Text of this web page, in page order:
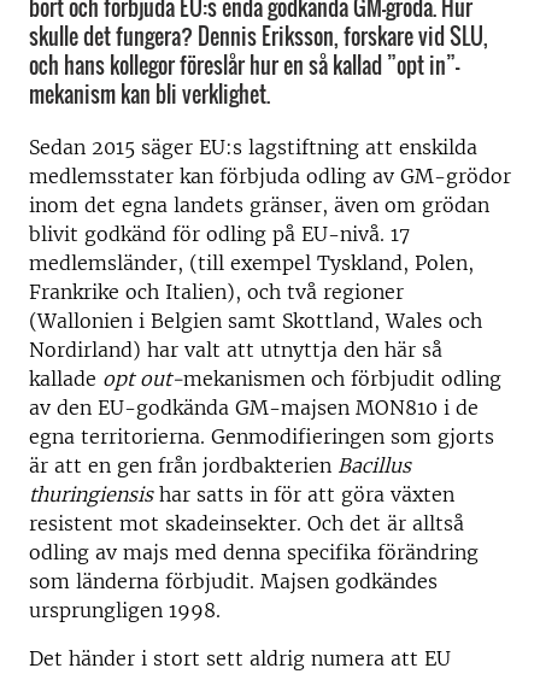
bort och förbjuda EU:s enda godkända GM-gröda. Hur
skulle det fungera? Dennis Eriksson, forskare vid SLU,
och hans kollegor föreslår hur en så kallad ”opt in”-
mekanism kan bli verklighet.
Sedan 2015 säger EU:s lagstiftning att enskilda
medlemsstater kan förbjuda odling av GM-grödor
inom det egna landets gränser, även om grödan
blivit godkänd för odling på EU-nivå. 17
medlemsländer, (till exempel Tyskland, Polen,
Frankrike och Italien), och två regioner
(Wallonien i Belgien samt Skottland, Wales och
Nordirland) har valt att utnyttja den här så
kallade opt out-mekanismen och förbjudit odling
av den EU-godkända GM-majsen MON810 i de
egna territorierna. Genmodifieringen som gjorts
är att en gen från jordbakterien Bacillus
thuringiensishar satts in för att göra växten
resistent mot skadeinsekter. Och det är alltså
odling av majs med denna specifika förändring
som länderna förbjudit. Majsen godkändes
ursprungligen 1998.
Det händer i stort sett aldrig numera att EU